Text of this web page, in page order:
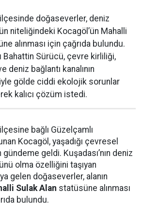
ilçesinde doğaseverler, deniz
niteliğindeki Kocagöl’ün Mahalli
alınması için çağrıda bulundu.
Bahattin Sürücü, çevre kirliliği,
deniz bağlantı kanalının
gölde ciddi ekolojik sorunlar
kalıcı çözüm istedi.
ilçesine bağlı Güzelçamlı
Kocagöl, yaşadığı çevresel
geldi. Kuşadası’nın deniz
olma özelliğini taşıyan
gelen doğaseverler, alanın
Sulak Alan statüsüne alınması
bulundu.